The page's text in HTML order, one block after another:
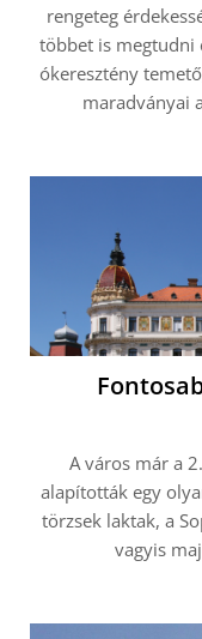
rengeteg
többet is megtudni
ókeresztény
maradványai
A város már a
alapították egy
törzsek laktak, a
vagyis